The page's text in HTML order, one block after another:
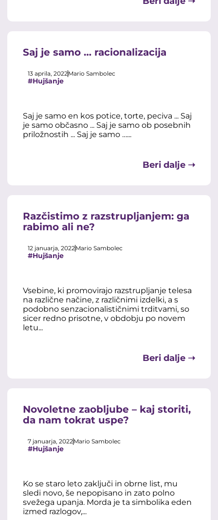
Saj je samo … racionalizacija
13 aprila, 2022Mario Sambolec
#Hujšanje
Saj je samo en kos potice, torte, peciva ... Saj
je samo občasno ... Saj je samo ob posebnih
priložnostih ... Saj je samo …...
Beri dalje ➝
Razčistimo z razstrupljanjem: ga
rabimo ali ne?
12 januarja, 2022Mario Sambolec
#Hujšanje
Vsebine, ki promovirajo razstrupljanje telesa
na različne načine, z različnimi izdelki, a s
podobno senzacionalističnimi trditvami, so
sicer redno prisotne, v obdobju po novem
letu...
Beri dalje ➝
Novoletne zaobljube – kaj storiti,
da nam tokrat uspe?
7 januarja, 2022Mario Sambolec
#Hujšanje
Ko se staro leto zaključi in obrne list, mu
sledi novo, še nepopisano in zato polno
svežega upanja. Morda je ta simbolika eden
izmed razlogov,...